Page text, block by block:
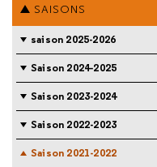
SAISONS
saison 2025-2026
Saison 2024-2025
Saison 2023-2024
Saison 2022-2023
Saison 2021-2022